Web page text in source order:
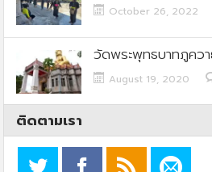
October 26, 2022
วัดพระพุทธบาทภูควา
August 19, 2020
ติดตามเรา